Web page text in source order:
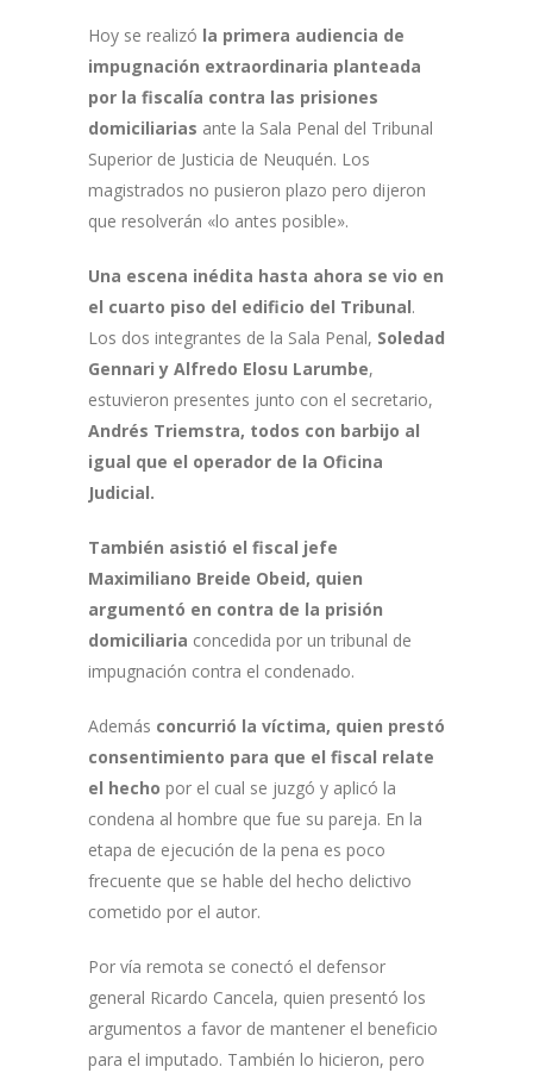
Hoy se realizó la primera audiencia de
impugnación extraordinaria planteada
por la fiscalía contra las prisiones
domiciliarias ante la Sala Penal del Tribunal
Superior de Justicia de Neuquén. Los
magistrados no pusieron plazo pero dijeron
que resolverán «lo antes posible».
Una escena inédita hasta ahora se vio en
el cuarto piso del edificio del Tribunal.
Los dos integrantes de la Sala Penal, Soledad
Gennari y Alfredo Elosu Larumbe,
estuvieron presentes junto con el secretario,
Andrés Triemstra, todos con barbijo al
igual que el operador de la Oficina
Judicial.
También asistió el fiscal jefe
Maximiliano Breide Obeid, quien
argumentó en contra de la prisión
domiciliaria concedida por un tribunal de
impugnación contra el condenado.
Además concurrió la víctima, quien prestó
consentimiento para que el fiscal relate
el hecho por el cual se juzgó y aplicó la
condena al hombre que fue su pareja. En la
etapa de ejecución de la pena es poco
frecuente que se hable del hecho delictivo
cometido por el autor.
Por vía remota se conectó el defensor
general Ricardo Cancela, quien presentó los
argumentos a favor de mantener el beneficio
para el imputado. También lo hicieron, pero